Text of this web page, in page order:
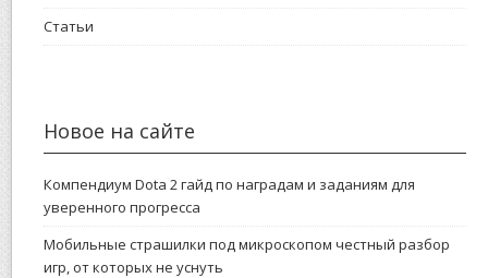
Статьи
Новое на сайте
Компендиум Dota 2 гайд по наградам и заданиям для
уверенного прогресса
Мобильные страшилки под микроскопом честный разбор
игр, от которых не уснуть